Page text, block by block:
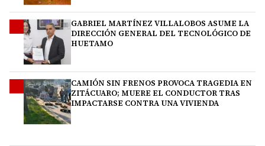
GABRIEL MARTÍNEZ VILLALOBOS ASUME LA
DIRECCIÓN GENERAL DEL TECNOLÓGICO DE
HUETAMO
CAMIÓN SIN FRENOS PROVOCA TRAGEDIA EN
ZITÁCUARO; MUERE EL CONDUCTOR TRAS
IMPACTARSE CONTRA UNA VIVIENDA